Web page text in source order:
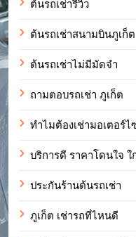
ต้นรถเช่ารีวิว
ต้นรถเช่าสนามบินภูเก็ต
ต้นรถเช่าไม่มีมัดจำ
ถามตอบรถเช่า ภูเก็ต
ทำไมต้องเช่ามอเตอร์
บริการดี ราคาโดนใจ
ประกันร้านต้นรถเช่า
ภูเก็ต เช่ารถที่ไหนดี